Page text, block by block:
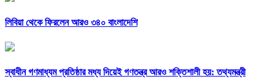
লিবিয়া থেকে ফিরলেন আরও ৩৪০ বাংলাদেশি
স্বাধীন গণমাধ্যম প্রতিষ্ঠার মধ্য দিয়েই গণতন্ত্র আরও শক্তিশালী হয়: তথ্যমন্ত্রী